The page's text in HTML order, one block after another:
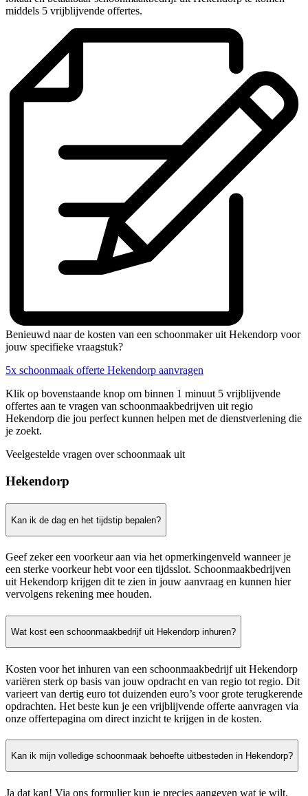
middels 5 vrijblijvende offertes.
Benieuwd naar de kosten van een schoonmaker uit Hekendorp voor
jouw specifieke vraagstuk?
5x schoonmaak offerte Hekendorp aanvragen
Klik op bovenstaande knop om binnen 1 minuut 5 vrijblijvende
offertes aan te vragen van schoonmaakbedrijven uit regio
Hekendorp die jou perfect kunnen helpen met de dienstverlening die
je zoekt.
Veelgestelde vragen over schoonmaak uit
Hekendorp
Kan ik de dag en het tijdstip bepalen?
Geef zeker een voorkeur aan via het opmerkingenveld wanneer je
een sterke voorkeur hebt voor een tijdsslot. Schoonmaakbedrijven
uit Hekendorp krijgen dit te zien in jouw aanvraag en kunnen hier
vervolgens rekening mee houden.
Wat kost een schoonmaakbedrijf uit Hekendorp inhuren?
Kosten voor het inhuren van een schoonmaakbedrijf uit Hekendorp
variëren sterk op basis van jouw opdracht en van regio tot regio. Dit
varieert van dertig euro tot duizenden euro’s voor grote terugkerende
opdrachten. Het beste kun je een vrijblijvende offerte aanvragen via
onze offertepagina om direct inzicht te krijgen in de kosten.
Kan ik mijn volledige schoonmaak behoefte uitbesteden in Hekendorp?
Ja dat kan! Via ons formulier kun je precies aangeven wat je wilt.